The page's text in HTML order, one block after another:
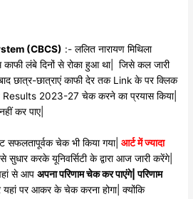
(CBCS) :- ललित नारायण मिथिला
काफी लंबे दिनों से रोका हुआ था| जिसे कल जारी
छात्र-छात्राएं काफी देर तक Link के पर क्लिक
2023-27 चेक करने का प्रयास किया|
कर पाए|
सफलतापूर्वक चेक भी किया गया|आर्ट में ज्यादा
सुधार करके यूनिवर्सिटी के द्वारा आज जारी करेंगे|
से आपअपना परिणाम चेक कर पाएंगे| परिणाम
यहां पर आकर के चेक करना होगा| क्योंकि